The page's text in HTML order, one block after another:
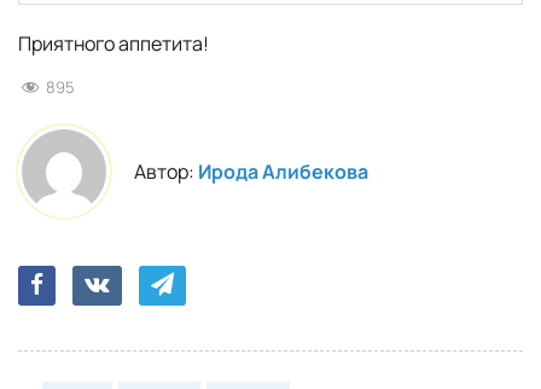
Приятного аппетита!
895
Автор: Ирода Алибекова